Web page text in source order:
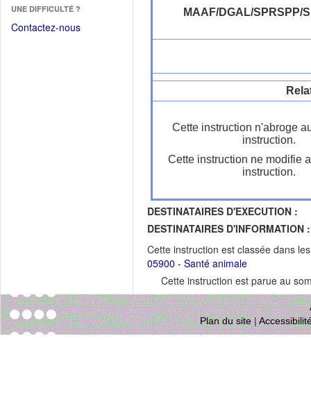
fenêtre)
une
nouvelle
UNE DIFFICULTÉ ?
Contactez-nous
MAAF/DGAL/SPRSPP/
Cette instruction n'abroge
instruction.
Cette instruction ne modifie
instruction.
DESTINATAIRES D'EXECUTION :
DESTINATAIRES D'INFORMATION :
Cette instruction est classée dans
05900 - Santé animale
Cette instruction est parue au
Plan du site|